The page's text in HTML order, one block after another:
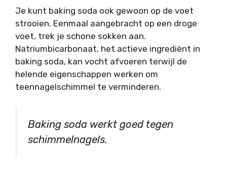
Je kunt baking soda ook gewoon op de voet
strooien. Eenmaal aangebracht op een droge
voet, trek je schone sokken aan.
Natriumbicarbonaat, het actieve ingrediënt in
baking soda, kan vocht afvoeren terwijl de
helende eigenschappen werken om
teennagelschimmel te verminderen.
Baking soda werkt goed tegen
schimmelnagels.